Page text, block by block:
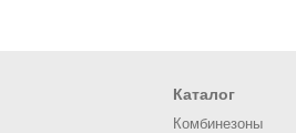
Каталог
Комбинезоны